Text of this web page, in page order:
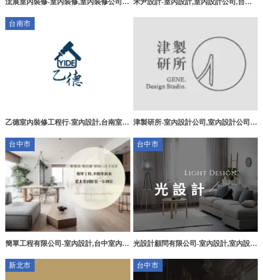
浤展室內裝修-室內裝修,室內裝修公司,
禾尹設計-室內設計,室內設計公司,台北
台南市
乙德室內裝修工程行-室內設計,台南室內
室內裝修公司
津製研所-室內設計公司,室內設計公司推
推薦
台中市
簡單工程有限公司-室內設計,台中室內設
輕裝潢
台中市
光設計顧問有限公司-室內設計,室內設計
新北市
台中市